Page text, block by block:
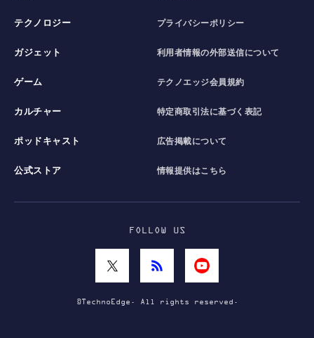
テクノロジー
ガジェット
ゲーム
カルチャー
ポッドキャスト
公式ストア
プライバシーポリシー
利用者情報の外部送信について
テクノエッジ会員規約
特定商取引法に基づく表記
広告掲載について
情報提供はこちら
FOLLOW US
©TechnoEdge. All rights reserved.